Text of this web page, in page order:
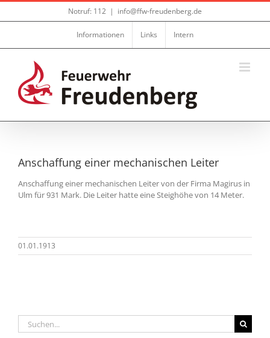
Zum
Notruf: 112 | info@ffw-freudenberg.de
Informationen Links Intern
Anschaffung einer mechanischen Leiter
Anschaffung einer mechanischen Leiter von der Firma Magirus in
Ulm für 931 Mark. Die Leiter hatte eine Steighöhe von 14 Meter.
01.01.1913
Suche
nach: